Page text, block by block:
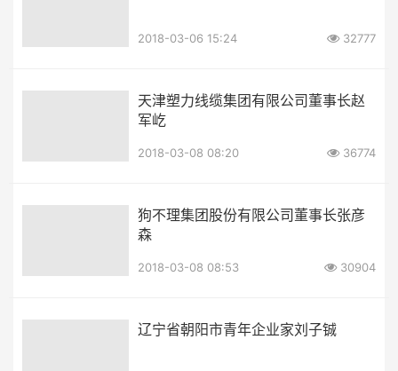
2018-03-06 15:24 32777
天津塑力线缆集团有限公司董事长赵
军屹
2018-03-08 08:20 36774
狗不理集团股份有限公司董事长张彦
森
2018-03-08 08:53 30904
辽宁省朝阳市青年企业家刘子铖